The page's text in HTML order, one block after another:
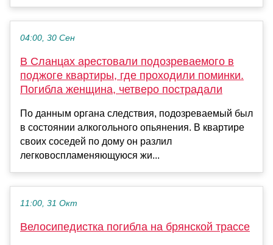
04:00, 30 Сен
В Сланцах арестовали подозреваемого в
поджоге квартиры, где проходили поминки.
Погибла женщина, четверо пострадали
По данным органа следствия, подозреваемый был
в состоянии алкогольного опьянения. В квартире
своих соседей по дому он разлил
легковоспламеняющуюся жи...
11:00, 31 Окт
Велосипедистка погибла на брянской трассе